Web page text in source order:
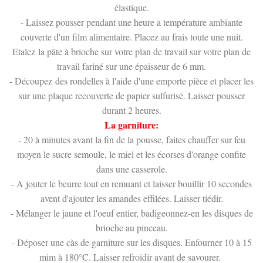
élastique.
- Laissez pousser pendant une heure a température ambiante
couverte d'un film alimentaire. Placez au frais toute une nuit.
Etalez la pâte à brioche sur votre plan de travail sur votre plan de
travail fariné sur une épaisseur de 6 mm.
- Découpez des rondelles à l'aide d'une emporte pièce et placer les
sur une plaque recouverte de papier sulfurisé. Laisser pousser
durant 2 heures.
La garniture:
- 20 à minutes avant la fin de la pousse, faites chauffer sur feu
moyen le sucre semoule, le miel et les écorses d'orange confite
dans une casserole.
- A jouter le beurre tout en remuant et laisser bouillir 10 secondes
avent d'ajouter les amandes effilées. Laisser tiédir.
- Mélanger le jaune et l'oeuf entier, badigeonnez-en les disques de
brioche au pinceau.
- Déposer une càs de garniture sur les disques. Enfourner 10 à 15
mim à 180°C. Laisser refroidir avant de savourer.